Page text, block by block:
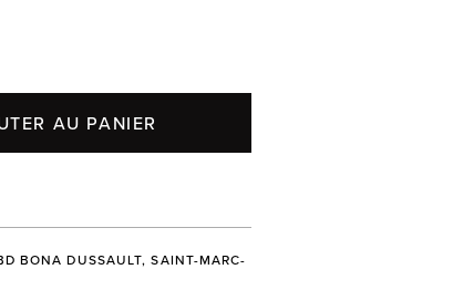
AU PANIER
BONA DUSSAULT, SAINT-MARC-